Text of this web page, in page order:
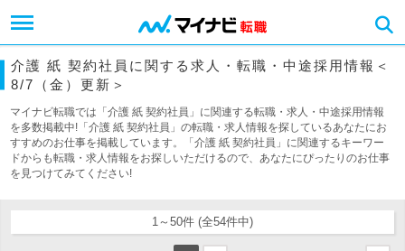
介護 紙 契約社員に関する求人・転職・中途採用情報＜
8/7（金）更新＞
マイナビ転職では「介護 紙 契約社員」に関連する転職・求人・中途採用情報
を多数掲載中!「介護 紙 契約社員」の転職・求人情報を探しているあなたにお
すすめのお仕事を掲載しています。「介護 紙 契約社員」に関連するキーワー
ドからも転職・求人情報をお探しいただけるので、あなたにぴったりのお仕事
を見つけてみてください!
1～50件 (全54件中)